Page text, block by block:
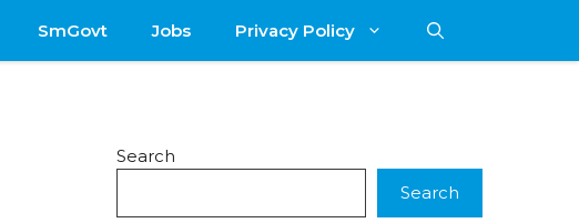
SmGovt Jobs Privacy Policy
Search
Search